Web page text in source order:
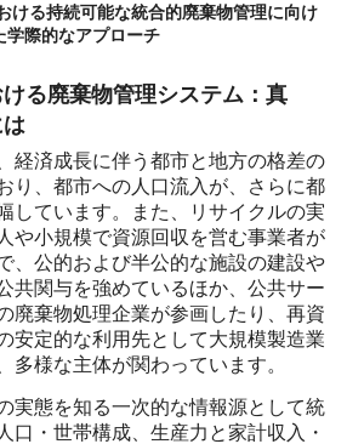
る持続可能な統合的廃棄物管理に向け
学際的なアプローチ
る廃棄物管理システム：真
経済成長に伴う都市と地方の格差の
り、都市への人口流入が、さらに都
しています。また、リサイクルの実
や小規模で資源回収を営む事業者が
、公的および半公的な施設の建設や
共関与を強めているほか、公共サー
廃棄物処理企業が参画したり、再資
安定的な利用先として大規模製造業
多様な主体が関わっています。
実態を知る一次的な情報源として統
口・世帯構成、生産力と家計収入・